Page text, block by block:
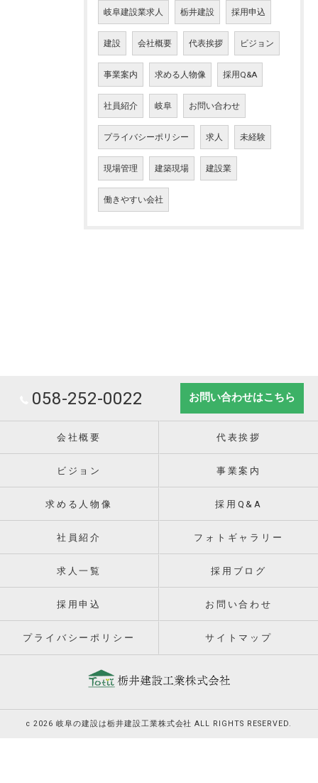
岐阜建設業求人 栃井建設 採用申込
建設 会社概要 代表挨拶 ビジョン
事業案内 求める人物像 採用Q&A
社員紹介 岐阜 お問い合わせ
プライバシーポリシー 求人 未経験
現場管理 建築現場 建設業
働きやすい会社
058-252-0022 お問い合わせはこちら
会社概要 代表挨拶
ビジョン 事業案内
求める人物像 採用Q&A
社員紹介 フォトギャラリー
求人一覧 採用ブログ
採用申込 お問い合わせ
プライバシーポリシー サイトマップ
c 2026 岐阜の建設は栃井建設工業株式会社 ALL RIGHTS RESERVED.